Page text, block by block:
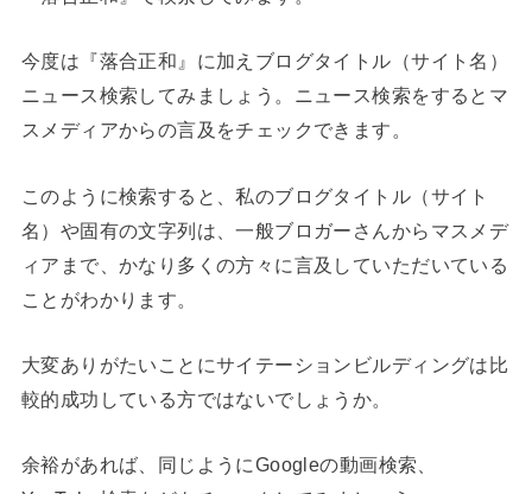
今度は『落合正和』に加えブログタイトル（サイト名）
ニュース検索してみましょう。ニュース検索をするとマ
スメディアからの言及をチェックできます。
このように検索すると、私のブログタイトル（サイト
名）や固有の文字列は、一般ブロガーさんからマスメデ
ィアまで、かなり多くの方々に言及していただいている
ことがわかります。
大変ありがたいことにサイテーションビルディングは比
較的成功している方ではないでしょうか。
余裕があれば、同じようにGoogleの動画検索、